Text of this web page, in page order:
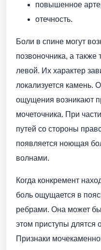
повышенное
отечность.
Боли в спине могут
позвоночника, а также
левой. Их характер
локализуется камень.
ощущения возникают
мочеточника. При
путей со стороны
появляется ноющая
волнами.
Когда конкремент
боль ощущается в
ребрами. Она может
этом приступы длятся
Признаки